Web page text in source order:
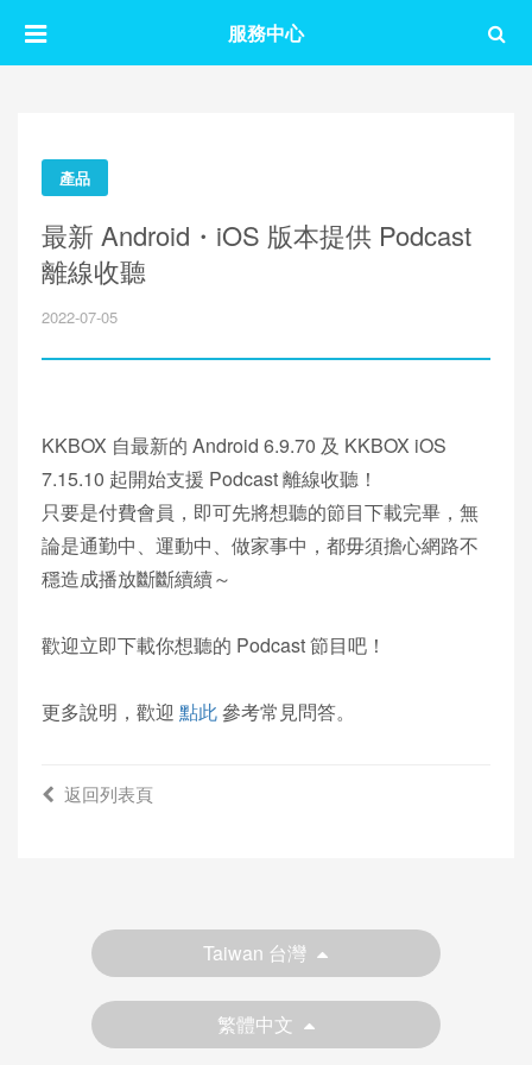
服務中心
產品
最新 Android・iOS 版本提供 Podcast
離線收聽
2022-07-05
KKBOX 自最新的 Android 6.9.70 及 KKBOX iOS
7.15.10 起開始支援 Podcast 離線收聽！
只要是付費會員，即可先將想聽的節目下載完畢，無
論是通勤中、運動中、做家事中，都毋須擔心網路不
穩造成播放斷斷續續～
歡迎立即下載你想聽的 Podcast 節目吧！
更多說明，歡迎 點此參考常見問答。
返回列表頁
Taiwan 台灣
繁體中文